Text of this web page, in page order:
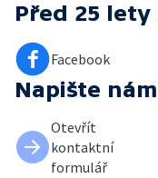
Před 25 lety
Facebook
Napište nám
Otevřít
kontaktní
formulář